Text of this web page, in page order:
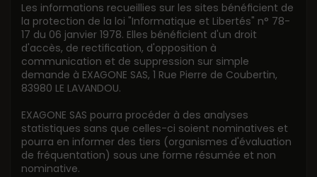
Les informations recueillies sur les sites bénéficient de
la protection de la loi "Informatique et Libertés" n° 78-
17 du 06 janvier 1978. Elles bénéficient d'un droit
d'accès, de rectification, d'opposition à
communication et de suppression sur simple
demande à EXAGONE SAS, 1 Rue Pierre de Coubertin,
83980 LE LAVANDOU.
EXAGONE SAS pourra procéder à des analyses
statistiques sans que celles-ci soient nominatives et
pourra en informer des tiers (organismes d'évaluation
de fréquentation) sous une forme résumée et non
nominative.